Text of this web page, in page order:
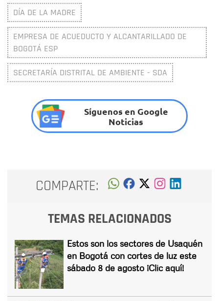
DÍA DE LA MADRE
EMPRESA DE ACUEDUCTO Y ALCANTARILLADO DE
BOGOTÁ ESP
SECRETARÍA DISTRITAL DE AMBIENTE - SDA
Síguenos en Google
Noticias
COMPARTE:
TEMAS RELACIONADOS
Estos son los sectores de Usaquén
en Bogotá con cortes de luz este
sábado 8 de agosto ¡Clic aquí!